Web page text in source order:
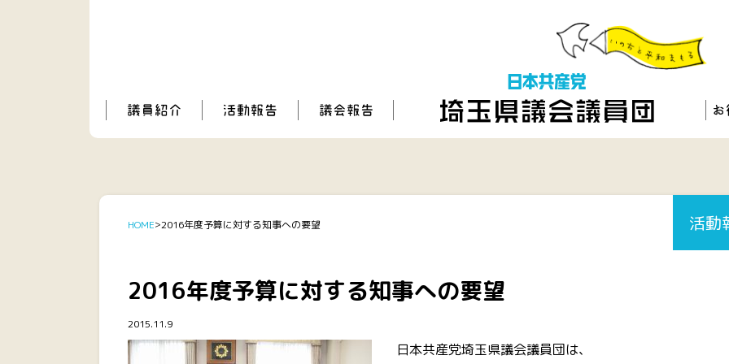
HOME 2016年度予算に対する知事への要望
2016年度予算に対する知事への要望
2015.11.9
活動
日本共産党埼玉県議会議員団は、